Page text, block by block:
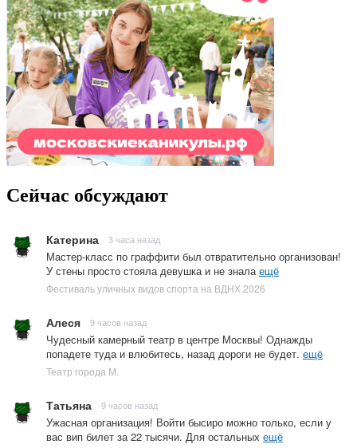
Сейчас обсуждают
Катерина 3 часа назад
Мастер-класс по граффити был отвратительно организован!
У стены просто стояла девушка и не знала ещё
Фестиваль уличных видов спорта на ВДНХ 2026
Алеся 9 часов назад
Чудесный камерный театр в центре Москвы! Однажды
попадете туда и влюбитесь, назад дороги не будет. ещё
Театр города М.
Татьяна 9 часов назад
Ужасная организация! Войти бысиро можно только, если у
вас вип билет за 22 тысячи. Для остальных ещё